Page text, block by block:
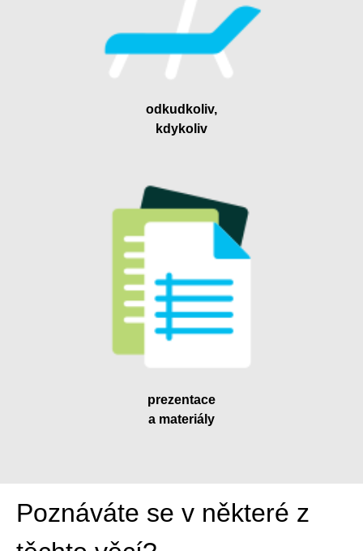
odkudkoliv,
kdykoliv
prezentace
a materiály
Poznáváte se v některé z